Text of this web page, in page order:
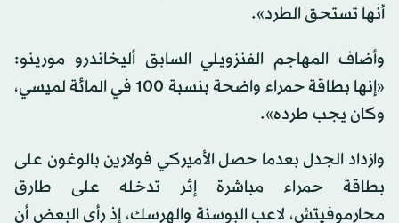
أنها تستحق الطرد».
وأضاف المهاجم الفنزويلي السابق أليخاندرو مورينو:
«إنها بطاقة حمراء واضحة بنسبة 100 في المائة لميسي،
وكان يجب طرده».
وازداد الجدل بعدما حصل الأميركي فولارين بالوغون على
بطاقة حمراء مباشرة إثر تدخله على طارق
محارموفيتش، لاعب البوسنة والهرسك، إذ رأى البعض أن